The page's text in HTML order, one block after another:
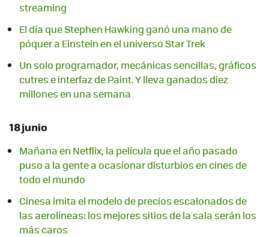
streaming
El día que Stephen Hawking ganó una mano de
póquer a Einstein en el universo Star Trek
Un solo programador, mecánicas sencillas, gráficos
cutres e interfaz de Paint. Y lleva ganados diez
millones en una semana
18 junio
Mañana en Netflix, la película que el año pasado
puso a la gente a ocasionar disturbios en cines de
todo el mundo
Cinesa imita el modelo de precios escalonados de
las aerolíneas: los mejores sitios de la sala serán los
más caros